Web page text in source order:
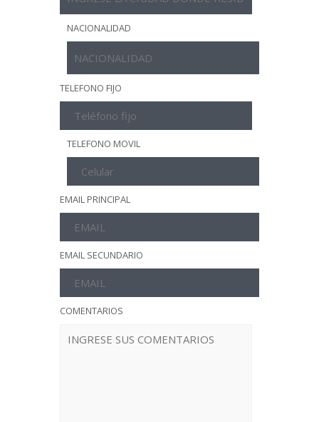
NACIONALIDAD
TELEFONO FIJO
TELEFONO MOVIL
EMAIL PRINCIPAL
EMAIL SECUNDARIO
COMENTARIOS